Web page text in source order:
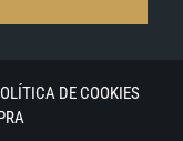
DE COOKIES